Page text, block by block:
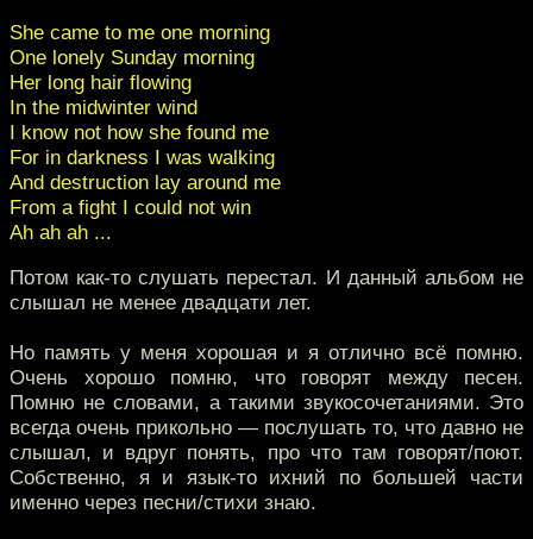
She came to me one morning
One lonely Sunday morning
Her long hair flowing
In the midwinter wind
I know not how she found me
For in darkness I was walking
And destruction lay around me
From a fight I could not win
Ah ah ah ...
Потом как-то слушать перестал. И данный альбом не
слышал не менее двадцати лет.
Но память у меня хорошая и я отлично всё помню.
Очень хорошо помню, что говорят между песен.
Помню не словами, а такими звукосочетаниями. Это
всегда очень прикольно — послушать то, что давно не
слышал, и вдруг понять, про что там говорят/поют.
Собственно, я и язык-то ихний по большей части
именно через песни/стихи знаю.